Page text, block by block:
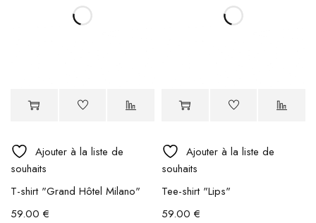
Ajouter à la liste de
souhaits
T-shirt "Grand Hôtel Milano"
59.00 €
Ajouter à la liste de
souhaits
Tee-shirt "Lips"
59.00 €